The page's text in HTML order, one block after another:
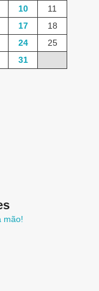
10
11
17
18
24
25
31
mão!